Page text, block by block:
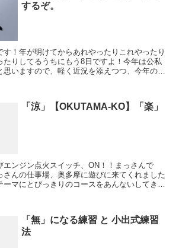
するぞ。
！年が明けてからあれやったりこれやったり
たりしてるうちにもう8日ですよ！今年は公私
思いますので、軽く近況を添えつつ、今年の目
「涼」【OKUTAMA-KO】「楽」
エンジン点火スイッチ、ON！！まっさんで
さんの仕事場、奥多摩に遊びに来てくれました
マにとびっきりのコースをあんないしてきま
「無」になる練習 と 小出式練習
法